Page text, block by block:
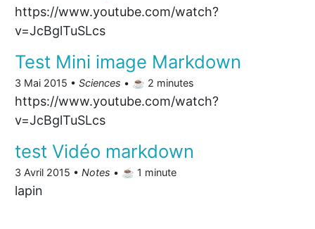
https://www.youtube.com/watch?
v=JcBglTuSLcs
Test Mini image Markdown
3 Mai 2015 • Sciences • ☕️ 2 minutes
https://www.youtube.com/watch?
v=JcBglTuSLcs
test Vidéo markdown
3 Avril 2015 • Notes • ☕️ 1 minute
lapin